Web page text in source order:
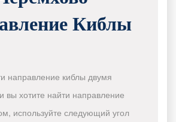
Киблы
направление киблы двумя
вы хотите найти направление
используйте следующий угол